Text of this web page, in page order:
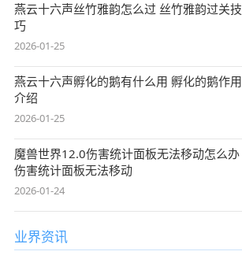
燕云十六声丝竹雅韵怎么过 丝竹雅韵过关技
巧
2026-01-25
燕云十六声孵化的鹅有什么用 孵化的鹅作用
介绍
2026-01-25
魔兽世界12.0伤害统计面板无法移动怎么办
伤害统计面板无法移动
2026-01-24
业界资讯